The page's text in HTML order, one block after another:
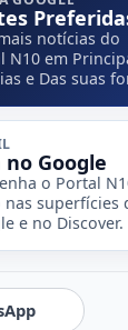
notícias do
N10 em
e Das suas
no Google
o Portal
nas superfícies
e no Discover.